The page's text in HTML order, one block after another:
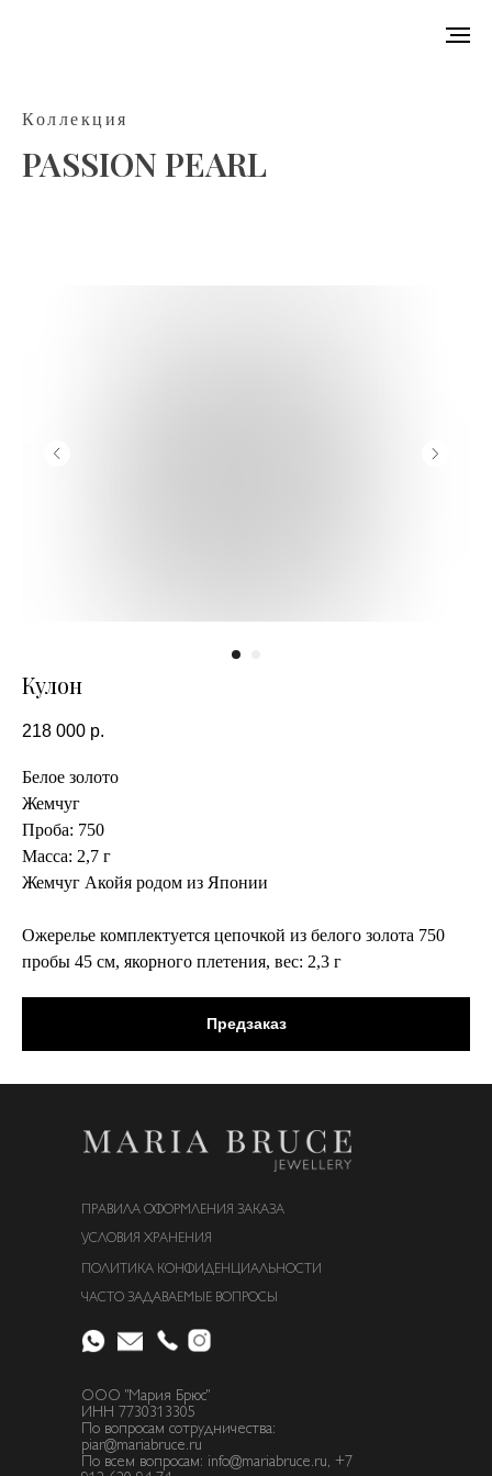
Коллекция
PASSION PEARL
Кулон
218 000 р.
Белое золото
Жемчуг
Проба: 750
Масса: 2,7 г
Жемчуг Акойя родом из Японии
Ожерелье комплектуется цепочкой из белого золота 750
пробы 45 см, якорного плетения, вес: 2,3 г
Предзаказ
ПРАВИЛА ОФОРМЛЕНИЯ ЗАКАЗА
УСЛОВИЯ ХРАНЕНИЯ
ПОЛИТИКА КОНФИДЕНЦИАЛЬНОСТИ
ЧАСТО ЗАДАВАЕМЫЕ ВОПРОСЫ
ООО "Мария Брюс"
ИНН 7730313305
По вопросам сотрудничества:
piar@mariabruce.ru
По всем вопросам: info@mariabruce.ru, +7